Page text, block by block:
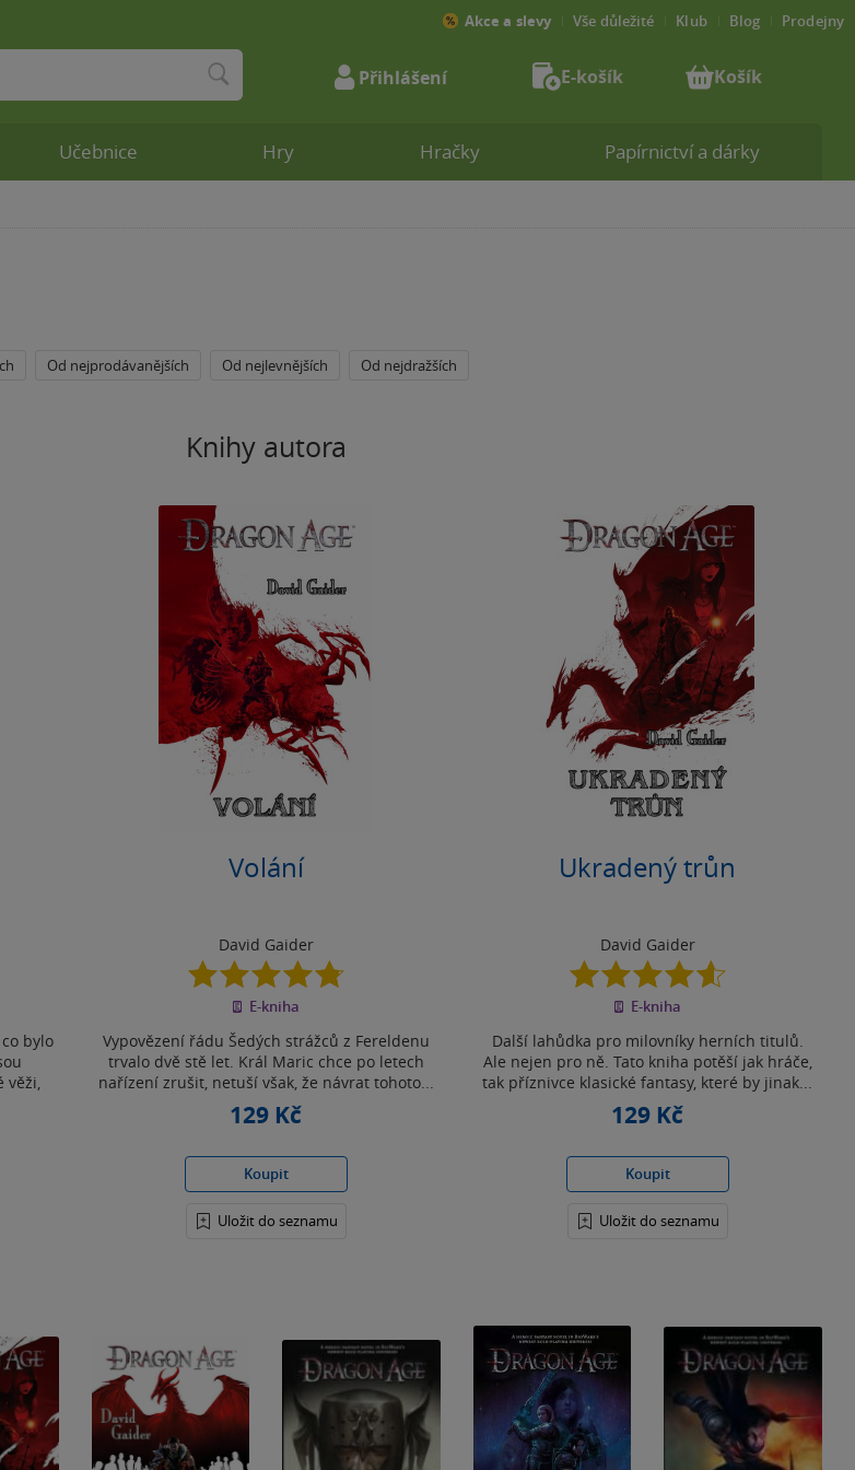
Od nejprodávanějších Od nejlevnějších Od nejdražších
Knihy autora
bylo
Volání
David Gaider
4.8
z
5
E-kniha
Vypovězení řádu Šedých strážců z Fereldenu
trvalo dvě stě let. Král Maric chce po letech
nařízení zrušit, netuší však, že návrat tohoto...
129 Kč
Koupit
Uložit do seznamu
Ukradený trůn
David Gaider
4.6
z
5
E-kniha
Další lahůdka pro milovníky herních titulů.
Ale nejen pro ně. Tato kniha potěší jak hráče,
tak příznivce klasické fantasy, které by jinak...
129 Kč
Koupit
Uložit do seznamu
Učebnice Hry Hračky Papírnictví a dárky
Akce a slevy Vše důležité Klub Blog Prodejny
Přihlášení E-košík Košík